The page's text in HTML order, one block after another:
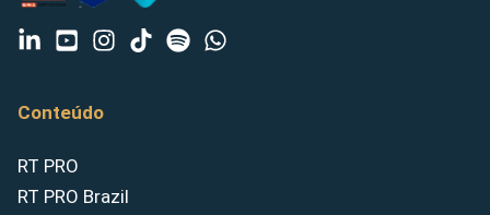
Conteúdo
RT PRO
RT PRO Brazil